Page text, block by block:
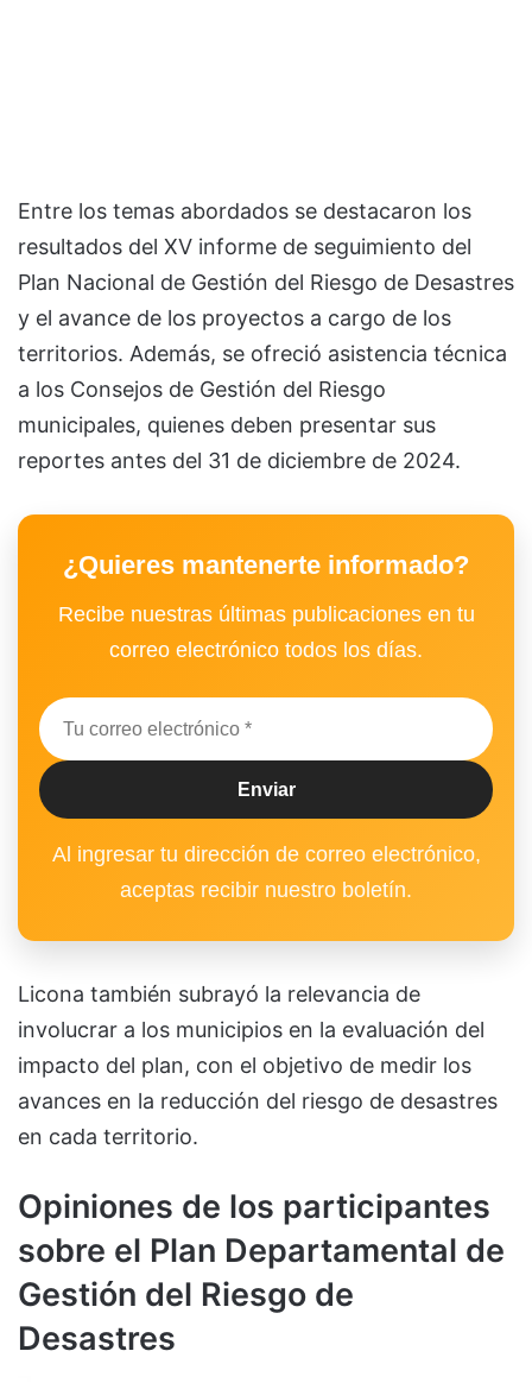
Entre los temas abordados se destacaron los
resultados del XV informe de seguimiento del
Plan Nacional de Gestión del Riesgo de Desastres
y el avance de los proyectos a cargo de los
territorios. Además, se ofreció asistencia técnica
a los Consejos de Gestión del Riesgo
municipales, quienes deben presentar sus
reportes antes del 31 de diciembre de 2024.
¿Quieres mantenerte informado?
Recibe nuestras últimas publicaciones en tu
correo electrónico todos los días.
Al ingresar tu dirección de correo electrónico,
aceptas recibir nuestro boletín.
Licona también subrayó la relevancia de
involucrar a los municipios en la evaluación del
impacto del plan, con el objetivo de medir los
avances en la reducción del riesgo de desastres
en cada territorio.
Opiniones de los participantes
sobre el Plan Departamental de
Gestión del Riesgo de
Desastres